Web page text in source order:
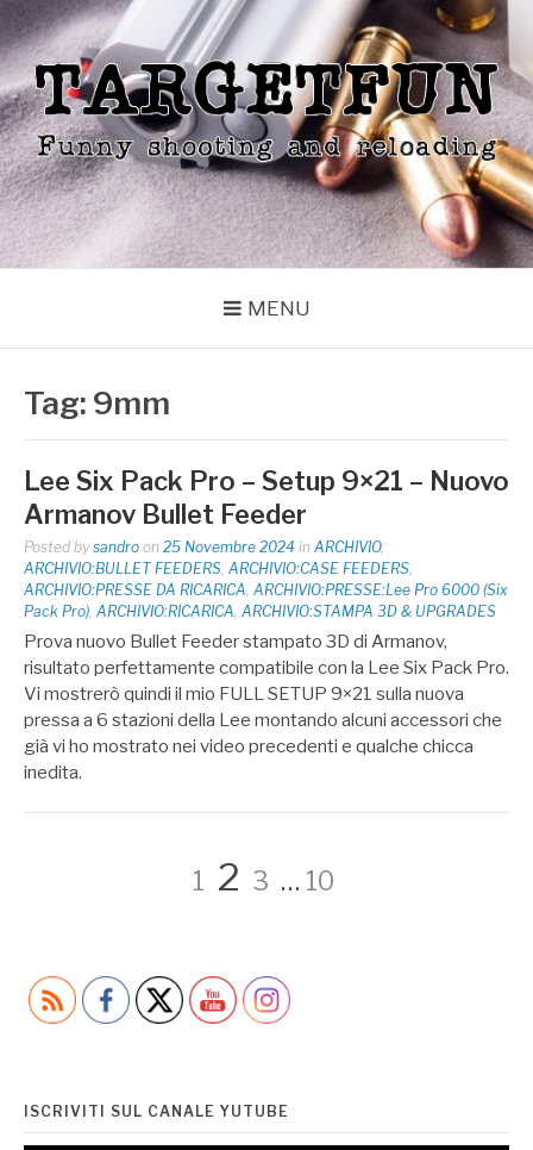
Skip
to
content
TARGETFUN
Funny shooting and reloading
MENU
Tag: 9mm
Lee Six Pack Pro – Setup 9×21 – Nuovo
Armanov Bullet Feeder
Posted by sandro on 25 Novembre 2024 in ARCHIVIO,
ARCHIVIO:BULLET FEEDERS ARCHIVIO:CASE FEEDERS
ARCHIVIO:PRESSE DA RICARICA ARCHIVIO:PRESSE:Lee Pro 6000 (Six
Pack Pro) ARCHIVIO:RICARICA ARCHIVIO:STAMPA 3D & UPGRADES
Prova nuovo Bullet Feeder stampato 3D di Armanov,
risultato perfettamente compatibile con la Lee Six Pack Pro.
Vi mostrerò quindi il mio FULL SETUP 9×21 sulla nuova
pressa a 6 stazioni della Lee montando alcuni accessori che
già vi ho mostrato nei video precedenti e qualche chicca
inedita.
Paginazione
degli
articoli
Page
1 Page
2 Page
3 … Page
10
ISCRIVITI SUL CANALE YUTUBE